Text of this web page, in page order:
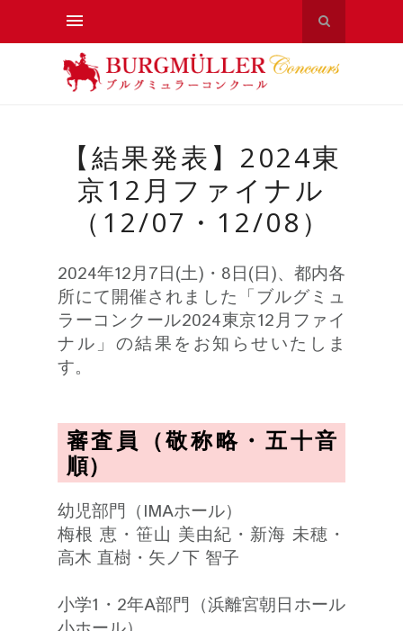
【結果発表】2024東
京12月ファイナル
（12/07・12/08）
2024年12月7日(土)・8日(日)、都内各
所にて開催されました「ブルグミュ
ラーコンクール2024東京12月ファイ
ナル」の結果をお知らせいたしま
す。
審査員（敬称略・五十音
順）
幼児部門（IMAホール）
梅根 恵・笹山 美由紀・新海 未穂・
高木 直樹・矢ノ下 智子
小学1・2年A部門（浜離宮朝日ホール